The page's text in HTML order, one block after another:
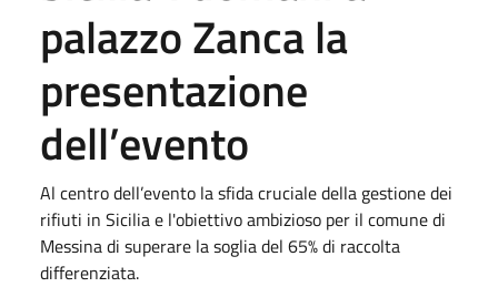
palazzo Zanca la
presentazione
dell’evento
Al centro dell’evento la sfida cruciale della gestione dei
rifiuti in Sicilia e l'obiettivo ambizioso per il comune di
Messina di superare la soglia del 65% di raccolta
differenziata.